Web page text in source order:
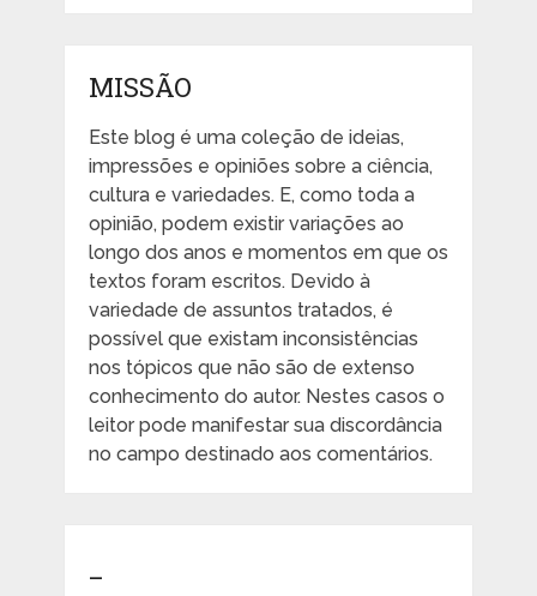
MISSÃO
Este blog é uma coleção de ideias,
impressões e opiniões sobre a ciência,
cultura e variedades. E, como toda a
opinião, podem existir variações ao
longo dos anos e momentos em que os
textos foram escritos. Devido à
variedade de assuntos tratados, é
possível que existam inconsistências
nos tópicos que não são de extenso
conhecimento do autor. Nestes casos o
leitor pode manifestar sua discordância
no campo destinado aos comentários.